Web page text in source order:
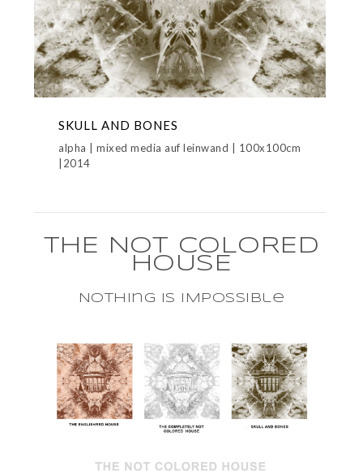
SKULL AND BONES
alpha | mixed media auf leinwand | 100x100cm
|2014
THE NOT COLORED
HOUSE
NOthing is IMpossible